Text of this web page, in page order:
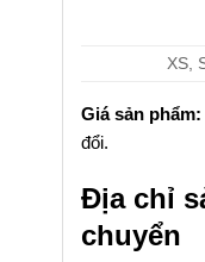
XS,
Giá sản phẩm:
đổi.
Địa chỉ
chuyển